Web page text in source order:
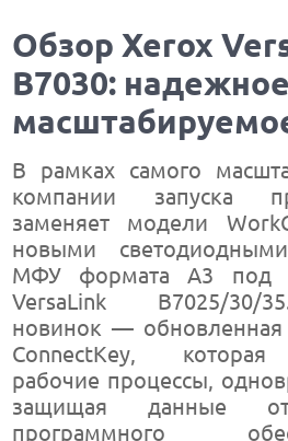
Обзор Xerox
B7030:
В рамках самого
компании запуска
заменяет модели
новыми
МФУ формата A3 под
VersaLink B7025/30/
новинок —
ConnectKey, которая
рабочие процессы,
защищая данные от
программного